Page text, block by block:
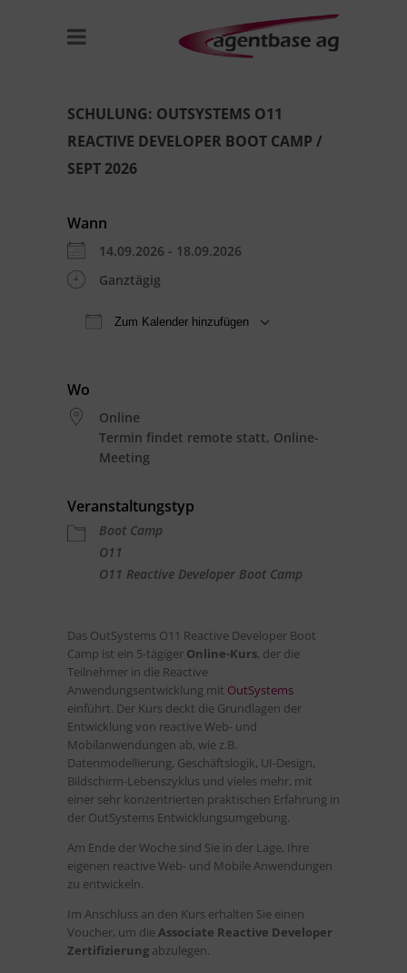
SCHULUNG: OUTSYSTEMS O11
REACTIVE DEVELOPER BOOT CAMP /
SEPT 2026
Wann
14.09.2026 - 18.09.2026
Ganztägig
Zum Kalender hinzufügen
Wo
Online
Termin findet remote statt, Online-
Meeting
Veranstaltungstyp
Boot Camp
O11
O11 Reactive Developer Boot Camp
Das OutSystems O11 Reactive Developer Boot
Camp ist ein 5-tägiger Online-Kurs, der die
Teilnehmer in die Reactive
Anwendungsentwicklung mit OutSystems
einführt. Der Kurs deckt die Grundlagen der
Entwicklung von reactive Web- und
Mobilanwendungen ab, wie z.B.
Datenmodellierung, Geschäftslogik, UI-Design,
Bildschirm-Lebenszyklus und vieles mehr, mit
einer sehr konzentrierten praktischen Erfahrung in
der OutSystems Entwicklungsumgebung.
Am Ende der Woche sind Sie in der Lage, Ihre
eigenen reactive Web- und Mobile Anwendungen
zu entwickeln.
Im Anschluss an den Kurs erhalten Sie einen
Voucher, um dieAssociate Reactive Developer
Zertifizierung abzulegen.